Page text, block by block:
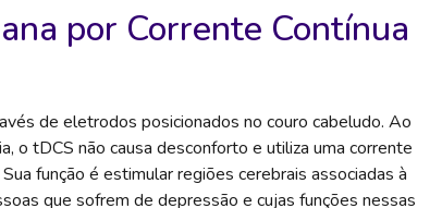
por Corrente Contínua
de eletrodos posicionados no couro cabeludo. Ao
o tDCS não causa desconforto e utiliza uma corrente
função é estimular regiões cerebrais associadas à
que sofrem de depressão e cujas funções nessas